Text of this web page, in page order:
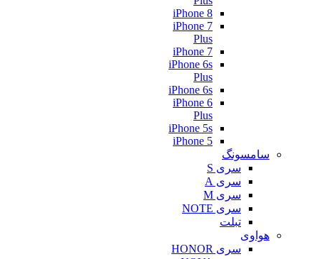
iPhone 8
iPhone 7
Plus
iPhone 7
iPhone 6s
Plus
iPhone 6s
iPhone 6
Plus
iPhone 5s
iPhone 5
سامسونگ
سری S
سری A
سری M
سری NOTE
تبلت
هواوی
سری HONOR